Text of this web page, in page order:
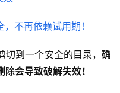
到一个安全的目录， 确
会导致破解失效！